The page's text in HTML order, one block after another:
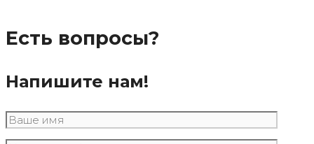
Есть вопросы?
Напишите нам!